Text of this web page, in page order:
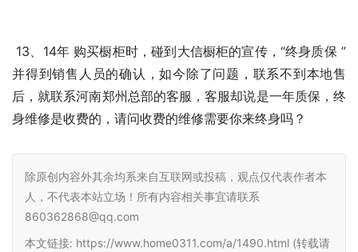
并得到销售人员的确认，如今除了问题，联系不到本地售
后，就联系河南郑州总部的客服，客服却说是一年质保，终
身维修是收费的，请问收费的维修需要你来终身吗？
除原创内容外其余均系来自互联网或投稿，观点仅代表作者本
人，不代表本站立场！所有内容相关事宜请联系
860362868@qq.com
本文链接: https://www.home0311.com/a/1490.html (转载请